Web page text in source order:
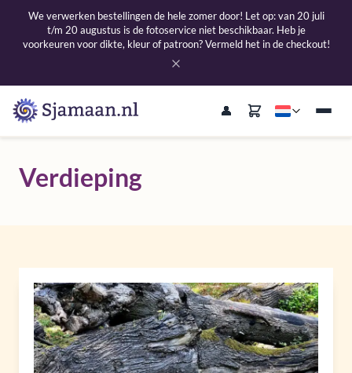
We verwerken bestellingen de hele zomer door! Let op: van 20 juli
t/m 20 augustus is de fotoservice niet beschikbaar. Heb je
voorkeuren voor dikte, kleur of patroon? Vermeld het in de checkout!
Verdieping